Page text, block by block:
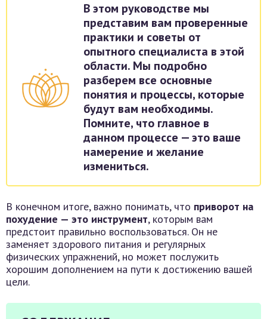
В этом руководстве мы
представим вам проверенные
практики и советы от
опытного специалиста в этой
области. Мы подробно
разберем все основные
понятия и процессы, которые
будут вам необходимы.
Помните, что главное в
данном процессе — это ваше
намерение и желание
измениться.
В конечном итоге, важно понимать, что приворот на
похудение — это инструмент, которым вам
предстоит правильно воспользоваться. Он не
заменяет здорового питания и регулярных
физических упражнений, но может послужить
хорошим дополнением на пути к достижению вашей
цели.